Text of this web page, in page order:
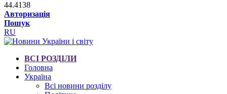
44.4138
Авторизація
Пошук
RU
ВСІ РОЗДІЛИ
Головна
Україна
Всі новини розділу